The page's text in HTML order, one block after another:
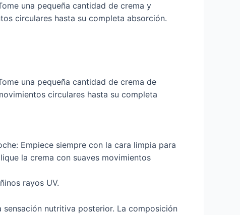
una pequeña cantidad de crema y
circulares hasta su completa absorción.
una pequeña cantidad de crema de
circulares hasta su completa
Empiece siempre con la cara limpia para
la crema con suaves movimientos
rayos UV.
nutritiva posterior. La composición